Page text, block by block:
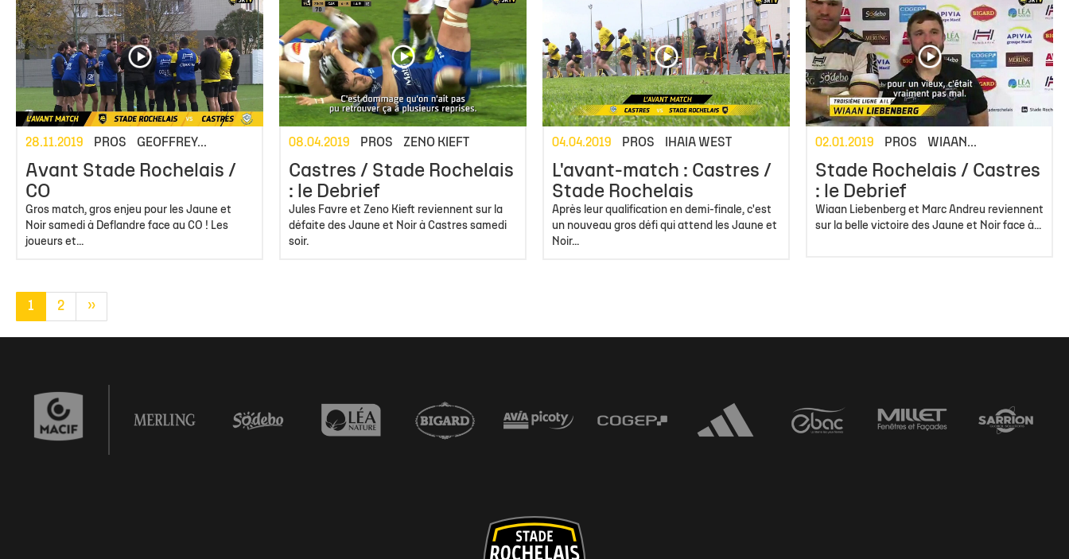
28.11.2019 PROS GEOFFREY...
Avant Stade Rochelais /
CO
Gros match, gros enjeu pour les Jaune et
Noir samedi à Deflandre face au CO ! Les
joueurs et...
08.04.2019 PROS ZENO KIEFT
Castres / Stade Rochelais
: le Debrief
Jules Favre et Zeno Kieft reviennent sur la
défaite des Jaune et Noir à Castres samedi
soir.
04.04.2019 PROS IHAIA WEST
L'avant-match : Castres /
Stade Rochelais
Après leur qualification en demi-finale, c'est
un nouveau gros défi qui attend les Jaune et
Noir...
02.01.2019 PROS WIAAN...
Stade Rochelais / Castres
: le Debrief
Wiaan Liebenberg et Marc Andreu reviennent
sur la belle victoire des Jaune et Noir face à...
1 2 »